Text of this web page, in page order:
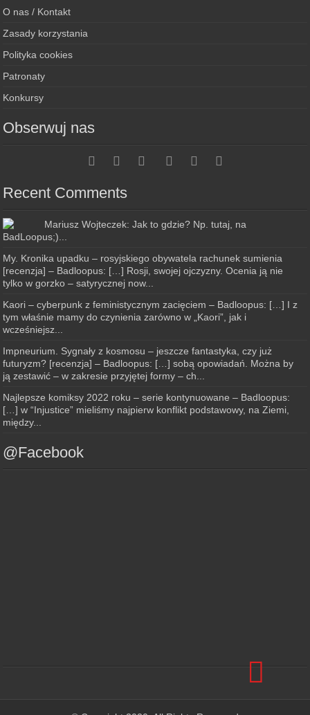
O nas / Kontakt
Zasady korzystania
Polityka cookies
Patronaty
Konkursy
Obserwuj nas
Recent Comments
Mariusz Wojteczek: Jak to gdzie? Np. tutaj, na
BadLoopus;)...
My. Kronika upadku – rosyjskiego obywatela rachunek sumienia
[recenzja] – Badloopus: […] Rosji, swojej ojczyzny. Ocenia ją nie
tylko w gorzko – satyrycznej now...
Kaori – cyberpunk z feministycznym zacięciem – Badloopus: […] I z
tym właśnie mamy do czynienia zarówno w „Kaori”, jak i
wcześniejsz...
Impneurium. Sygnały z kosmosu – jeszcze fantastyka, czy już
futuryzm? [recenzja] – Badloopus: […] sobą opowiadań. Można by
ją zestawić – w zakresie przyjętej formy – ch...
Najlepsze komiksy 2022 roku – serie kontynuowane – Badloopus:
[…] w “Injustice” mieliśmy najpierw konflikt podstawowy, na Ziemi,
między...
@Facebook